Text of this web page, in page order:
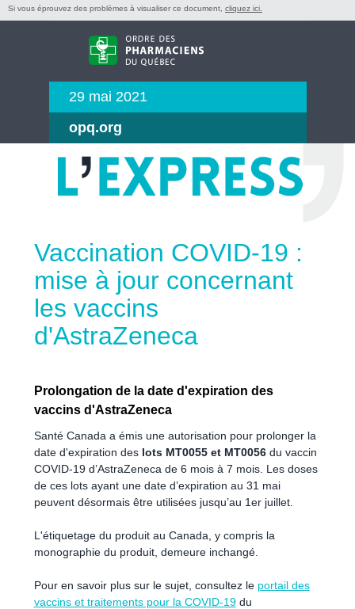
Si vous éprouvez des problèmes à visualiser ce document, cliquez ici.
29 mai 2021
opq.org
Vaccination COVID-19 :
mise à jour concernant
les vaccins
d'AstraZeneca
Prolongation de la date d'expiration des
vaccins d'AstraZeneca
Santé Canada a émis une autorisation pour prolonger la
date d'expiration des lots MT0055 et MT0056du vaccin
COVID-19 d’AstraZeneca de 6 mois à 7 mois. Les doses
de ces lots ayant une date d’expiration au 31 mai
peuvent désormais être utilisées jusqu’au 1er juillet.
L'étiquetage du produit au Canada, y compris la
monographie du produit, demeure inchangé.
Pour en savoir plus sur le sujet, consultez le portail des
vaccins et traitements pour la COVID-19du